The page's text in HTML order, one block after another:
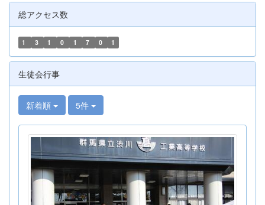
総アクセス数
1 3 1 0 1 7 0 1
生徒会行事
新着順 5件